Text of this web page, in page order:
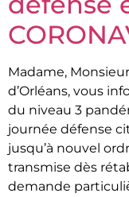
Madame,
d’Orléans, vous
du niveau 3
journée défense
jusqu’à nouvel
transmise dès
demande